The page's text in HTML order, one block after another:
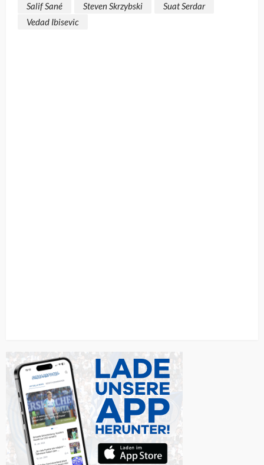
Salif Sané
Steven Skrzybski
Suat Serdar
Vedad Ibisevic